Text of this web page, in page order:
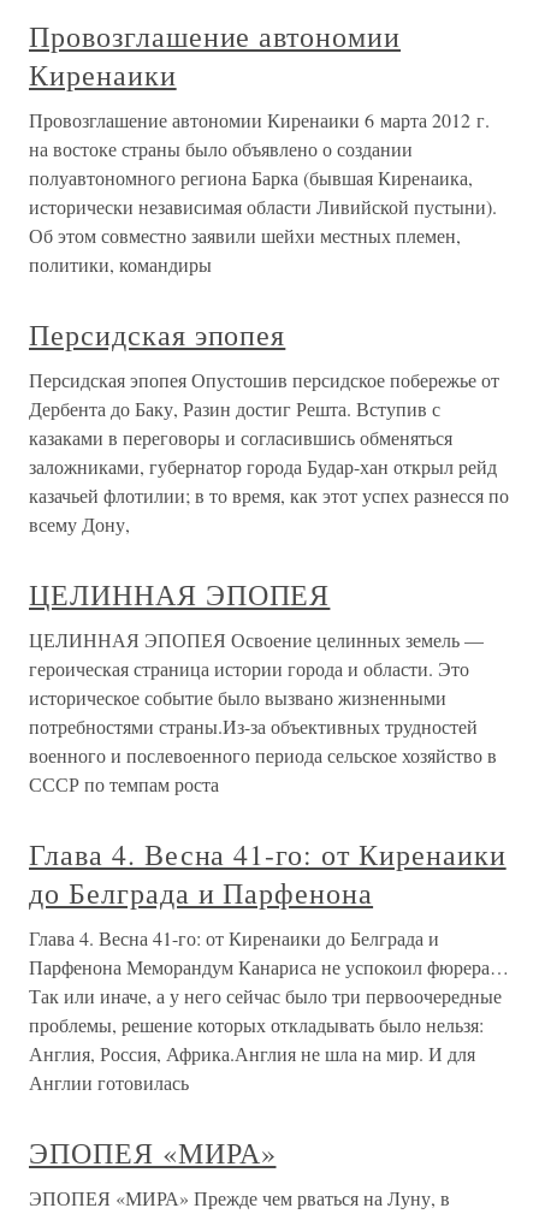
Провозглашение автономии
Киренаики
Провозглашение автономии Киренаики 6 марта 2012 г.
на востоке страны было объявлено о создании
полуавтономного региона Барка (бывшая Киренаика,
исторически независимая области Ливийской пустыни).
Об этом совместно заявили шейхи местных племен,
политики, командиры
Персидская эпопея
Персидская эпопея Опустошив персидское побережье от
Дербента до Баку, Разин достиг Решта. Вступив с
казаками в переговоры и согласившись обменяться
заложниками, губернатор города Будар-хан открыл рейд
казачьей флотилии; в то время, как этот успех разнесся по
всему Дону,
ЦЕЛИННАЯ ЭПОПЕЯ
ЦЕЛИННАЯ ЭПОПЕЯ Освоение целинных земель —
героическая страница истории города и области. Это
историческое событие было вызвано жизненными
потребностями страны.Из-за объективных трудностей
военного и послевоенного периода сельское хозяйство в
СССР по темпам роста
Глава 4. Весна 41-го: от Киренаики
до Белграда и Парфенона
Глава 4. Весна 41-го: от Киренаики до Белграда и
Парфенона Меморандум Канариса не успокоил фюрера…
Так или иначе, а у него сейчас было три первоочередные
проблемы, решение которых откладывать было нельзя:
Англия, Россия, Африка.Англия не шла на мир. И для
Англии готовилась
ЭПОПЕЯ «МИРА»
ЭПОПЕЯ «МИРА» Прежде чем рваться на Луну, в